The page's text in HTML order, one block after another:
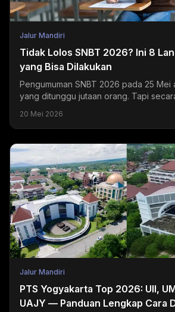
Jalur Mandiri
Tidak Lolos SNBT 2026? Ini 8
yang Bisa Dilakukan
Pengumuman SNBT 2026 pada 25 Mei
yang ditunggu jutaan orang. Tapi
20 Mei 2026
Jalur Mandiri
PTS Yogyakarta Top 2026: UII,
UAJY — Panduan Lengkap Cara